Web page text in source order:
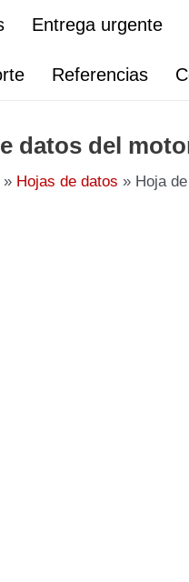
Entrega urgente
Referencias
datos del
Hojas de datos Hoja